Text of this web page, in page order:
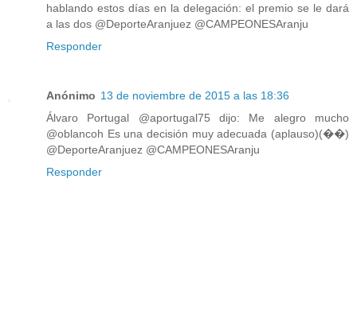
hablando estos días en la delegación: el premio se le dará
a las dos @DeporteAranjuez @CAMPEONESAranju
Responder
Anónimo 13 de noviembre de 2015 a las 18:36
Álvaro Portugal @aportugal75 dijo: Me alegro mucho
@oblancoh Es una decisión muy adecuada (aplauso)(��)
@DeporteAranjuez @CAMPEONESAranju
Responder